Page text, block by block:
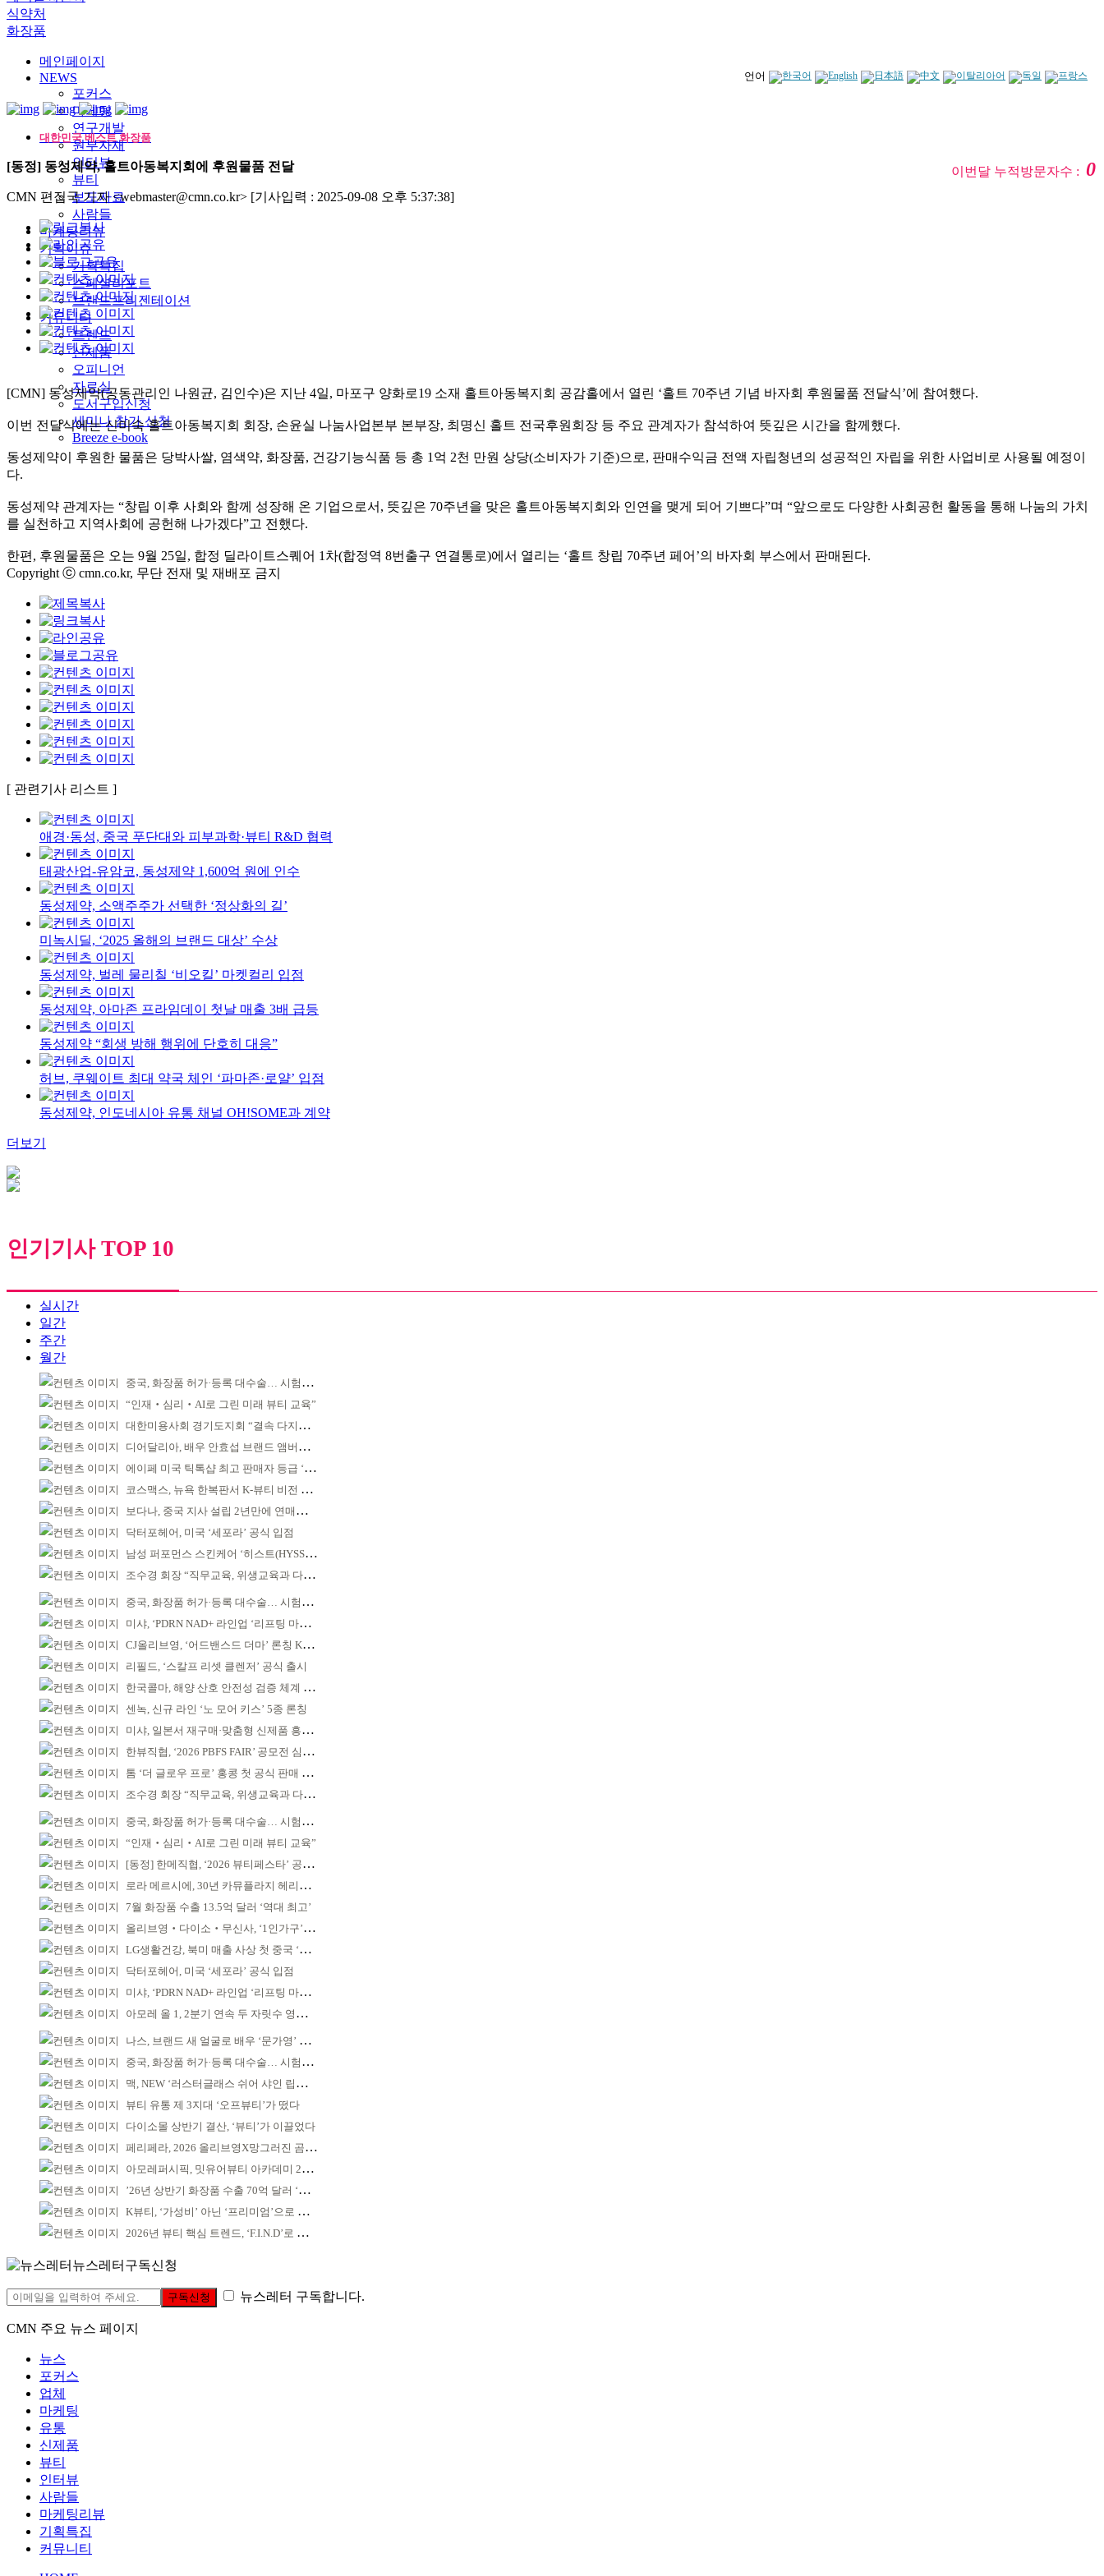
식약처
화장품
언어
메인페이지
NEWS
포커스
마케팅
연구개발
원부자재
인터뷰
뷰티
보도자료
사람들
마케팅리뷰
기획이슈
기획특집
스페셜리포트
브랜드프리젠테이션
커뮤니티
트렌드
신제품
오피니언
자료실
도서구입신청
세미나 참가 신청
Breeze e-book
대한민국 베스트 화장품
이번달 누적방문자수 :0
[동정] 동성제약, 홀트아동복지회에 후원물품 전달
CMN 편집국 기자 <webmaster@cmn.co.kr> [기사입력 : 2025-09-08 오후 5:37:38]
[CMN] 동성제약(공동관리인 나원균, 김인수)은 지난 4일, 마포구 양화로19 소재 홀트아동복지회 공감홀에서 열린 ‘홀트 70주년 기념 바자회 후원물품 전달식’에 참여했다.
이번 전달식에는 신미숙 홀트아동복지회 회장, 손윤실 나눔사업본부 본부장, 최명신 홀트 전국후원회장 등 주요 관계자가 참석하여 뜻깊은 시간을 함께했다.
동성제약이 후원한 물품은 당박사쌀, 염색약, 화장품, 건강기능식품 등 총 1억 2천 만원 상당(소비자가 기준)으로, 판매수익금 전액 자립청년의 성공적인 자립을 위한 사업비로 사용될 예정이
다.
동성제약 관계자는 “창립 이후 사회와 함께 성장해 온 기업으로서, 뜻깊은 70주년을 맞은 홀트아동복지회와 인연을 맺게 되어 기쁘다”며 “앞으로도 다양한 사회공헌 활동을 통해 나눔의 가치
를 실천하고 지역사회에 공헌해 나가겠다”고 전했다.
한편, 후원물품은 오는 9월 25일, 합정 딜라이트스퀘어 1차(합정역 8번출구 연결통로)에서 열리는 ‘홀트 창립 70주년 페어’의 바자회 부스에서 판매된다.
Copyright ⓒ cmn.co.kr, 무단 전재 및 재배포 금지
[ 관련기사 리스트 ]
애경·동성, 중국 푸단대와 피부과학·뷰티 R&D 협력
태광산업-유암코, 동성제약 1,600억 원에 인수
동성제약, 소액주주가 선택한 ‘정상화의 길’
미녹시딜, ‘2025 올해의 브랜드 대상’ 수상
동성제약, 벌레 물리칠 ‘비오킬’ 마켓컬리 입점
동성제약, 아마존 프라임데이 첫날 매출 3배 급등
동성제약 “회생 방해 행위에 단호히 대응”
허브, 쿠웨이트 최대 약국 체인 ‘파마존·로얄’ 입점
동성제약, 인도네시아 유통 채널 OH!SOME과 계약
더보기
인기기사 TOP 10
실시간
일간
주간
월간
중국, 화장품 허가·등록 대수술… 시험자료 공용 허용
“인재‧심리‧AI로 그린 미래 뷰티 교육”
대한미용사회 경기도지회 “결속 다지며 재도약 모색”
디어달리아, 배우 안효섭 브랜드 앰버서더 발탁
에이페 미국 틱톡샵 최고 판매자 등급 ‘Tier 5’ 달성
코스맥스, 뉴욕 한복판서 K-뷰티 비전 제시
보다나, 중국 지사 설립 2년만에 연매출 120억 돌파
닥터포헤어, 미국 ‘세포라’ 공식 입점
남성 퍼포먼스 스킨케어 ‘히스트(HYSST)’ 론칭
조수경 회장 “직무교육, 위생교육과 다르다”
중국, 화장품 허가·등록 대수술… 시험자료 공용 허용
미샤, ‘PDRN NAD+ 라인업 ‘리프팅 마스크’ 출시
CJ올리브영, ‘어드밴스드 더마’ 론칭 K더마 육성 박차
리필드, ‘스칼프 리셋 클렌저’ 공식 출시
한국콜마, 해양 산호 안전성 검증 체계 구축
센녹, 신규 라인 ‘노 모어 키스’ 5종 론칭
미샤, 일본서 재구매·맞춤형 신제품 흥행 ‘쌍끌이’
한뷰직협, ‘2026 PBFS FAIR’ 공모전 심사 성료
톰 ‘더 글로우 프로’ 홍콩 첫 공식 판매 완판
조수경 회장 “직무교육, 위생교육과 다르다”
중국, 화장품 허가·등록 대수술… 시험자료 공용 허용
“인재‧심리‧AI로 그린 미래 뷰티 교육”
[동정] 한메직협, ‘2026 뷰티페스타’ 공동 주최
로라 메르시에, 30년 카뮤플라지 헤리티지 담아
7월 화장품 수출 13.5억 달러 ‘역대 최고’
올리브영‧다이소‧무신사, ‘1인가구’가 이끈다
LG생활건강, 북미 매출 사상 첫 중국 ‘추월’
닥터포헤어, 미국 ‘세포라’ 공식 입점
미샤, ‘PDRN NAD+ 라인업 ‘리프팅 마스크’ 출시
아모레 올 1, 2분기 연속 두 자릿수 영업이익률 기록
나스, 브랜드 새 얼굴로 배우 ‘문가영’ 발탁
중국, 화장품 허가·등록 대수술… 시험자료 공용 허용
맥, NEW ‘러스터글래스 쉬어 샤인 립스틱’ 출시
뷰티 유통 제 3지대 ‘오프뷰티’가 떴다
다이소몰 상반기 결산, ‘뷰티’가 이끌었다
페리페라, 2026 올리브영X망그러진 곰 콜라보
아모레퍼시픽, 밋유어뷰티 아카데미 2기 발대식
’26년 상반기 화장품 수출 70억 달러 ‘역대 최고’
K뷰티, ‘가성비’ 아닌 ‘프리미엄’으로 승부걸어야
2026년 뷰티 핵심 트렌드, ‘F.I.N.D’로 읽는다
뉴스레터구독신청
구독신청 뉴스레터 구독합니다.
CMN 주요 뉴스 페이지
뉴스
포커스
업체
마케팅
유통
신제품
뷰티
인터뷰
사람들
마케팅리뷰
기획특집
커뮤니티